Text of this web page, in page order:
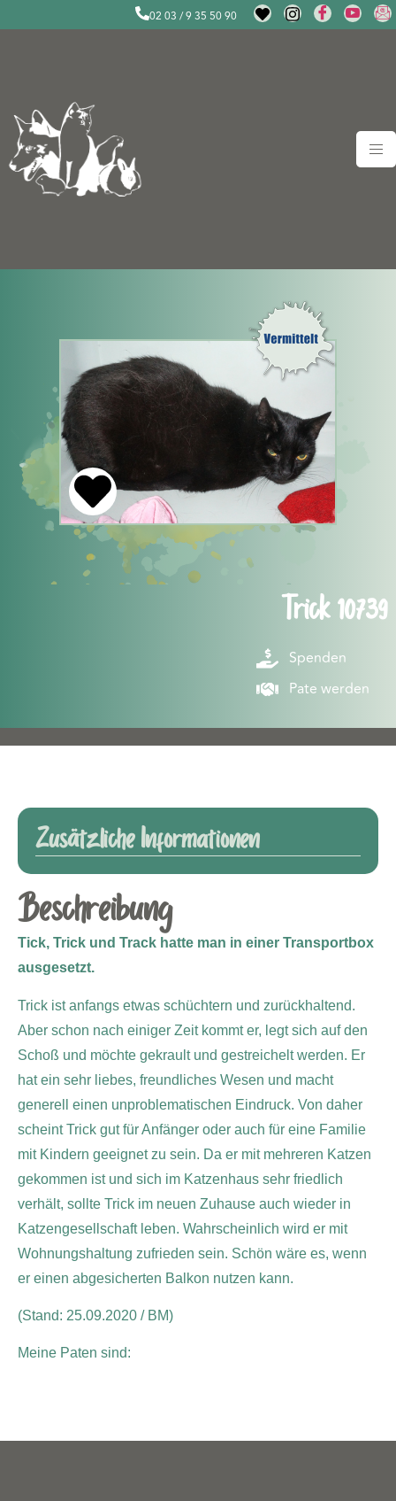
02 03 / 9 35 50 90
Trick 10739
Spenden
Pate werden
Zusätzliche Informationen
Beschreibung
Tick, Trick und Track hatte man in einer Transportbox
ausgesetzt.
Trick ist anfangs etwas schüchtern und zurückhaltend.
Aber schon nach einiger Zeit kommt er, legt sich auf den
Schoß und möchte gekrault und gestreichelt werden. Er
hat ein sehr liebes, freundliches Wesen und macht
generell einen unproblematischen Eindruck. Von daher
scheint Trick gut für Anfänger oder auch für eine Familie
mit Kindern geeignet zu sein. Da er mit mehreren Katzen
gekommen ist und sich im Katzenhaus sehr friedlich
verhält, sollte Trick im neuen Zuhause auch wieder in
Katzengesellschaft leben. Wahrscheinlich wird er mit
Wohnungshaltung zufrieden sein. Schön wäre es, wenn
er einen abgesicherten Balkon nutzen kann.
(Stand: 25.09.2020 / BM)
Meine Paten sind: